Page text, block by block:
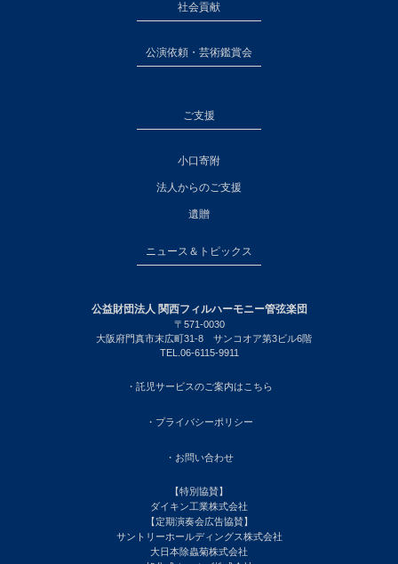
社会貢献
公演依頼・芸術鑑賞会
ご支援
小口寄附
法人からのご支援
遺贈
ニュース＆トピックス
公益財団法人 関西フィルハーモニー管弦楽団
〒571-0030
大阪府門真市末広町31-8 サンコオア第3ビル6階
TEL.06-6115-9911
・託児サービスのご案内はこちら
・プライバシーポリシー
・お問い合わせ
【特別協賛】
ダイキン工業株式会社
【定期演奏会広告協賛】
サントリーホールディングス株式会社
大日本除蟲菊株式会社